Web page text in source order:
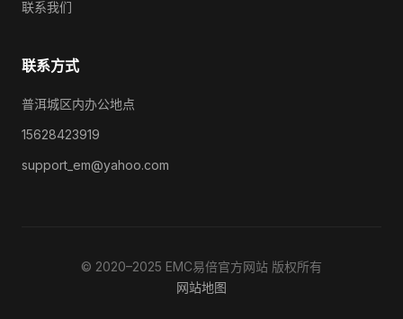
联系我们
联系方式
普洱城区内办公地点
15628423919
support_em@yahoo.com
© 2020–2025 EMC易倍官方网站 版权所有
网站地图